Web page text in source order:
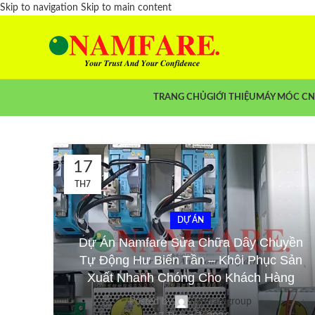
Skip to navigation Skip to main content
TRANG CHỦGIỚI THIỆU MÁY MÓC
17
TH7
DỰ ÁN
Dự Án Namfare Sửa Chữa Dây Chuyền
Tự Động Hư Biến Tần – Khôi Phục Sản
Xuất Nhanh Chóng Cho Khách Hàng
Posted by
namfaregroup